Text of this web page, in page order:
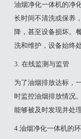
油烟净化一体机的净
长时间不清洗或保养
降，甚至设备损坏。
洗和维护，设备始终
3. 在线监测与监管
为了油烟排放达标，
时监控油烟排放情况
能够被及时发现并处
4.油烟净化一体机的